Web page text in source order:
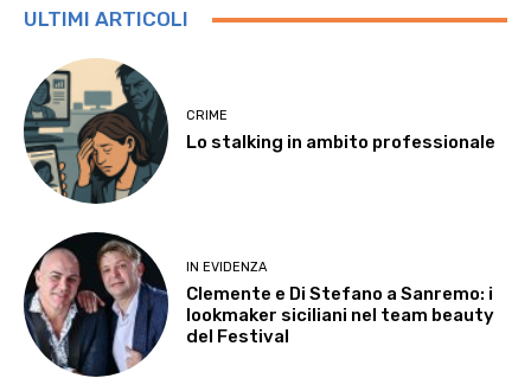
ULTIMI ARTICOLI
CRIME
Lo stalking in ambito professionale
IN EVIDENZA
Clemente e Di Stefano a Sanremo: i
lookmaker siciliani nel team beauty
del Festival